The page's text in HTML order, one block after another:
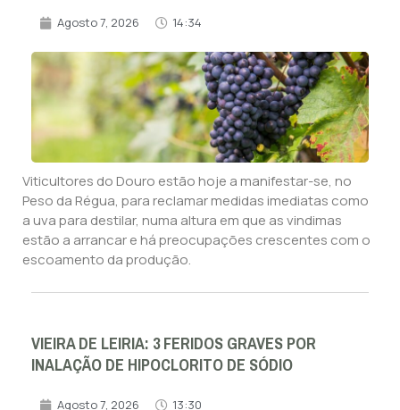
Agosto 7, 2026 14:34
Viticultores do Douro estão hoje a manifestar-se, no
Peso da Régua, para reclamar medidas imediatas como
a uva para destilar, numa altura em que as vindimas
estão a arrancar e há preocupações crescentes com o
escoamento da produção.
VIEIRA DE LEIRIA: 3 FERIDOS GRAVES POR
INALAÇÃO DE HIPOCLORITO DE SÓDIO
Agosto 7, 2026 13:30